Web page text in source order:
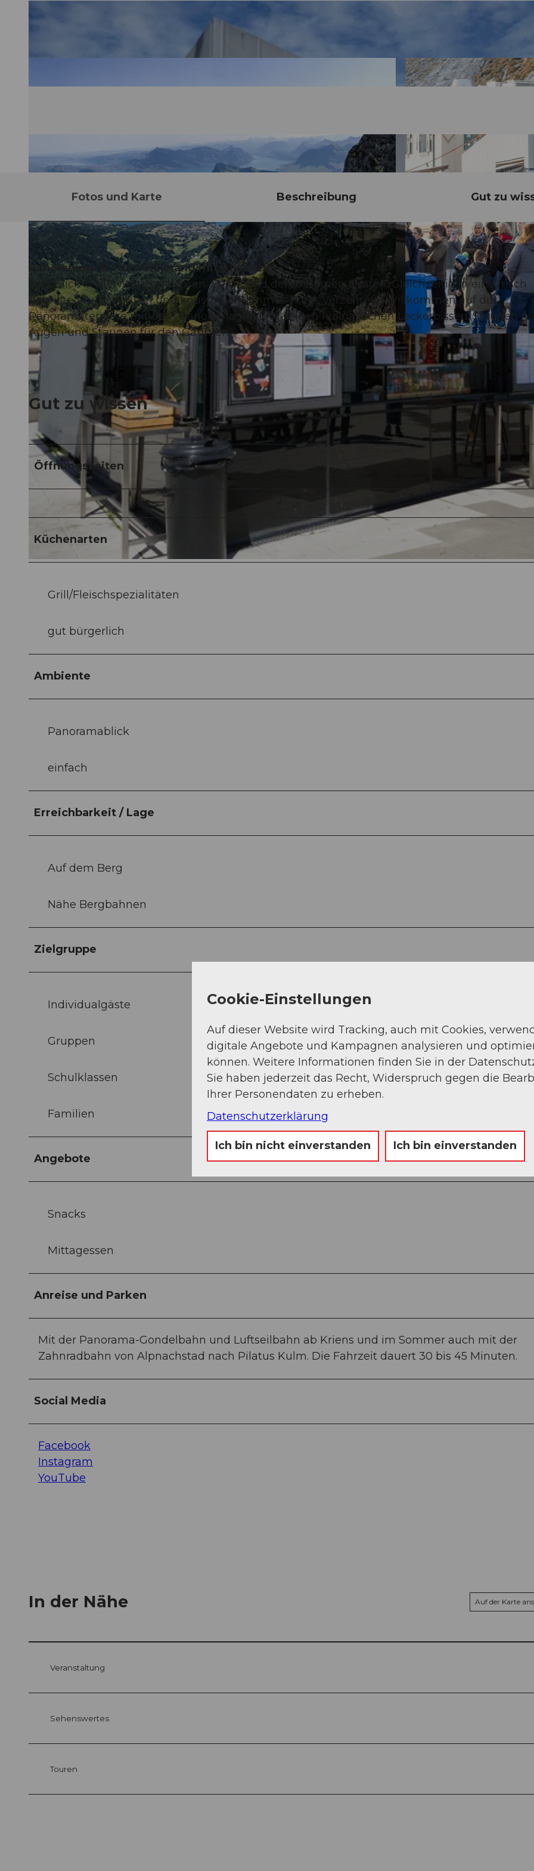
©CC-BY-NC-ND
© Pilatus-Bahnen | © rhpx.ch | CC-BY-NC-ND
Fotos und Karte Beschreibung Gut zu
Panoramagrill - der Grillstand mit Aussicht
Den Blick in die Weite geniessen, Berge und deren Namen erraten. Gleichzeitig in eine frisch
gegrillte Wurst beissen und knusprige Pommes-Frites verzehren? Willkommen auf der
Panoramaterrasse mit dem Panoramagrill und seinen kulinarischen Leckerbissen. Staunen
Augen und Staunen für den Gaumen.
Gut zu wissen
Öffnungszeiten
Küchenarten
Grill/Fleischspezialitäten
gut bürgerlich
Ambiente
Panoramablick
einfach
Erreichbarkeit / Lage
Auf dem Berg
Nähe Bergbahnen
Zielgruppe
Individualgäste
Gruppen
Schulklassen
Familien
Angebote
Snacks
Mittagessen
Anreise und Parken
Mit der Panorama-Gondelbahn und Luftseilbahn ab Kriens und im Sommer auch mit der
Zahnradbahn von Alpnachstad nach Pilatus Kulm. Die Fahrzeit dauert 30 bis 45 Minuten.
Social Media
Facebook
Instagram
YouTube
In der Nähe Auf der Karte
Veranstaltung
Sehenswertes
Touren
Cookie-Einstellungen
Auf dieser Website wird Tracking, auch mit Cookies,
digitale Angebote und Kampagnen analysieren und
können. Weitere Informationen finden Sie in der
Sie haben jederzeit das Recht, Widerspruch gegen die
Ihrer Personendaten zu erheben.
Datenschutzerklärung
Ich bin nicht einverstanden Ich bin einverstanden